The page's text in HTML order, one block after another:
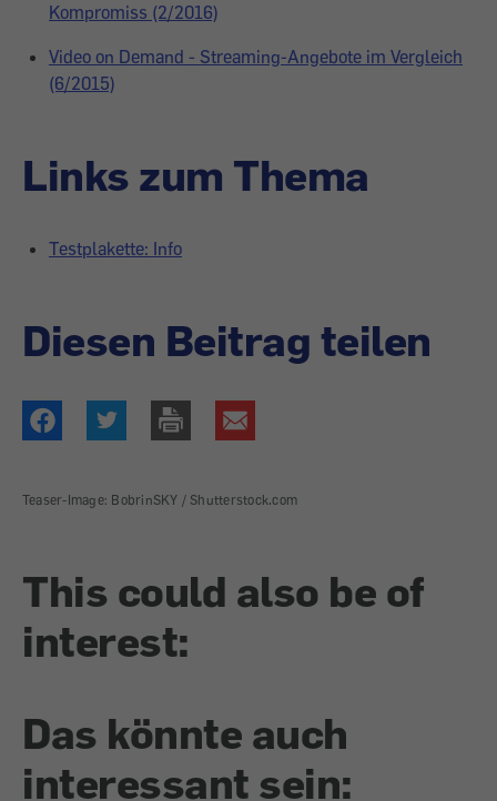
Kompromiss (2/2016)
Video on Demand - Streaming-Angebote im Vergleich
(6/2015)
Links zum Thema
Testplakette: Info
Diesen Beitrag teilen
Teaser-Image: BobrinSKY / Shutterstock.com
This could also be of
interest:
Das könnte auch
interessant sein: